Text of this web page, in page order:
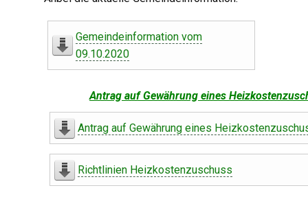
Gemeindeinformation vom
09.10.2020
Antrag auf Gewährung eines
Antrag auf Gewährung eines
Richtlinien Heizkostenzuschuss